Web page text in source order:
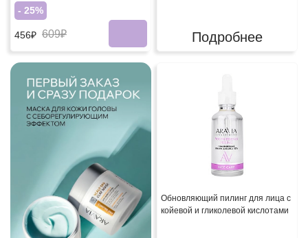
- 25%
456₽ 609₽ Подробнее
Обновляющий пилинг для лица с
койевой и гликолевой кислотами